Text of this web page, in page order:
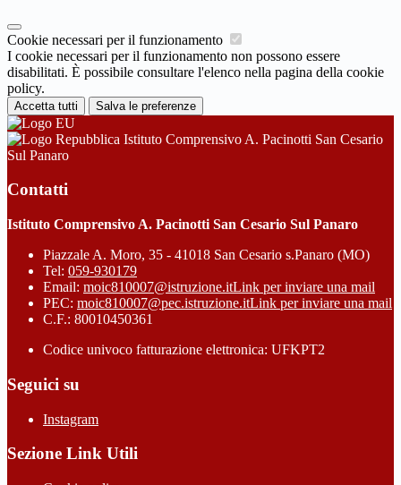
Cookie necessari per il funzionamento
I cookie necessari per il funzionamento non possono essere
disabilitati. È possibile consultare l'elenco nella pagina della cookie
policy.
Accetta tutti Salva le preferenze
Istituto Comprensivo A. Pacinotti San Cesario
Sul Panaro
Contatti
Istituto Comprensivo A. Pacinotti San Cesario Sul Panaro
Piazzale A. Moro, 35 - 41018 San Cesario s.Panaro (MO)
Tel: 059-930179
Email: moic810007@istruzione.itLink per inviare una mail
PEC: moic810007@pec.istruzione.itLink per inviare una mail
C.F.: 80010450361
Codice univoco fatturazione elettronica: UFKPT2
Seguici su
Instagram
Sezione Link Utili